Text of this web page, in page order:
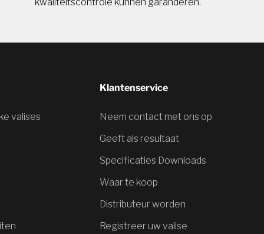
valises
Klantenservice
Neem contact met ons op
Geeft als resultaat
Specificaties Downloads
Waar te koop
Distributeur worden
Registreer uw valise